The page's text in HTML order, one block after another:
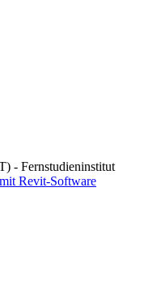
- Fernstudieninstitut
Revit-Software